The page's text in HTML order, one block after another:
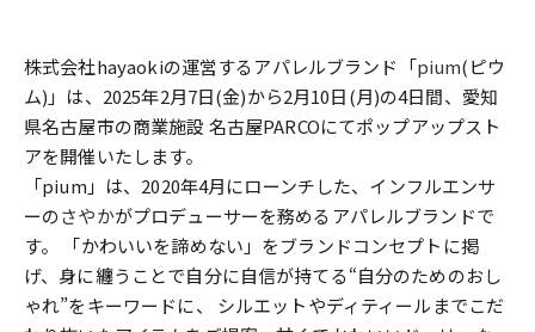
株式会社hayaokiの運営するアパレルブランド「pium(ピウ
ム)」は、2025年2月7日(金)から2月10日(月)の4日間、愛知
県名古屋市の商業施設 名古屋PARCOにてポップアップスト
アを開催いたします。
「pium」は、2020年4月にローンチした、インフルエンサ
ーのさやかがプロデューサーを務めるアパレルブランドで
す。 「かわいいを諦めない」をブランドコンセプトに掲
げ、身に纏うことで自分に自信が持てる“自分のためのおし
ゃれ”をキーワードに、 シルエットやディティールまでこだ